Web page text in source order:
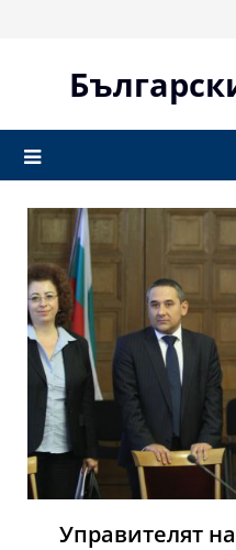
Управителят